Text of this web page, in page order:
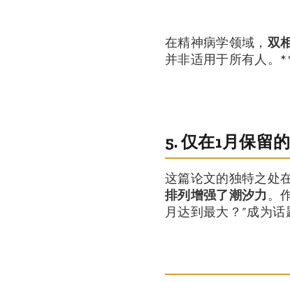
在精神病学领域， 双
并非适用于所有人。
5. 仅在1月保留
这篇论文的独特之处
排列增强了潮汐力。
月达到最大？”成为